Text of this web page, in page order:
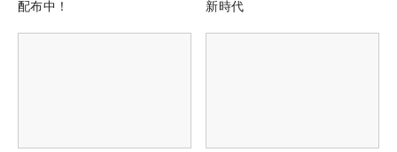
配布中！
新時代